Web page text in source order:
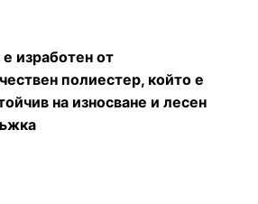
изработен от
полиестер, който е
на износване и лесен